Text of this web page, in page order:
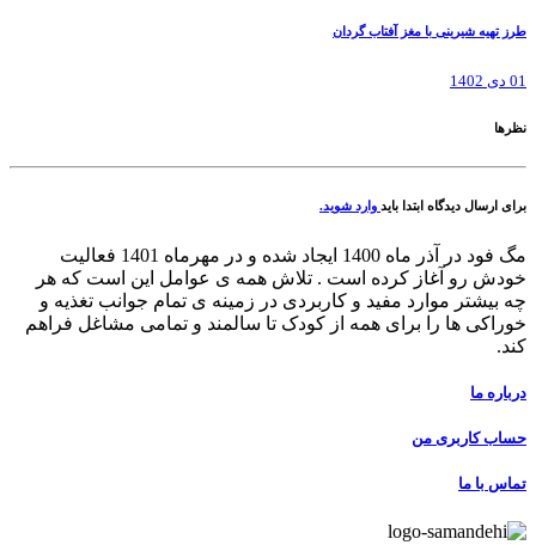
طرز تهیه شیرینی با مغز آفتاب گردان
01 دی 1402
نظرها
برای ارسال دیدگاه ابتدا باید وارد شوید.
مگ فود در آذر ماه 1400 ایجاد شده و در مهرماه 1401 فعالیت
خودش رو آغاز کرده است . تلاش همه ی عوامل این است که هر
چه بیشتر موارد مفید و کاربردی در زمینه ی تمام جوانب تغذیه و
خوراکی ها را برای همه از کودک تا سالمند و تمامی مشاغل فراهم
کند.
درباره ما
حساب کاربری من
تماس با ما